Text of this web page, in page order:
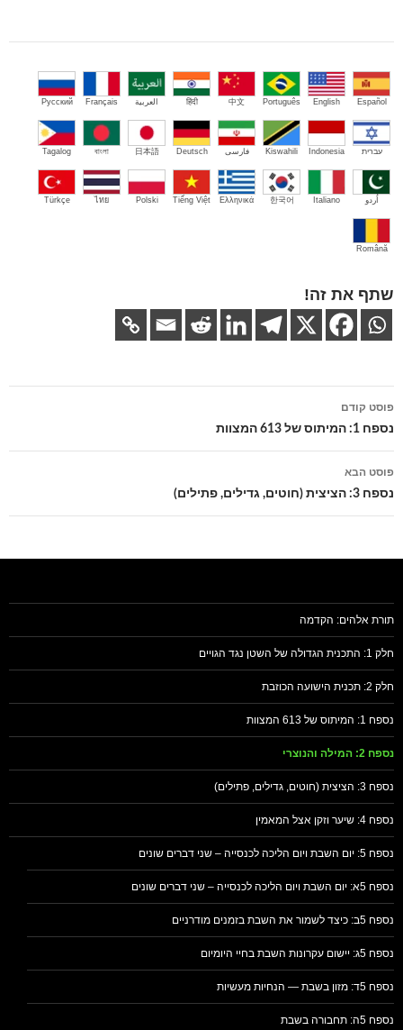
Español
English
Português
中文
हिंदी العربية Français
Русский
עברית Indonesia
Kiswahili فارسی Deutsch
日本語
বাংলা
Tagalog
اُردو Italiano
한국어
Ελληνικά
Tiếng Việt
Polski
ไทย
Türkçe
Română
שתף את זה!
ניווט
בפוסטים
פוסט קודם
נספח 1: המיתוס של 613 המצוות
פוסט הבא
נספח 3: הציצית (חוטים, גדילים, פתילים)
תורת אלהים: הקדמה
חלק 1: התכנית הגדולה של השטן נגד הגויים
חלק 2: תכנית הישועה הכוזבת
נספח 1: המיתוס של 613 המצוות
נספח 2: המילה והנוצרי
נספח 3: הציצית (חוטים, גדילים, פתילים)
נספח 4: שיער וזקן אצל המאמין
נספח 5: יום השבת ויום הליכה לכנסייה – שני דברים שונים
נספח 5א: יום השבת ויום הליכה לכנסייה – שני דברים שונים
נספח 5ב: כיצד לשמור את השבת בזמנים מודרניים
נספח 5ג: יישום עקרונות השבת בחיי היומיום
נספח 5ד: מזון בשבת — הנחיות מעשיות
נספח 5ה: תחבורה בשבת